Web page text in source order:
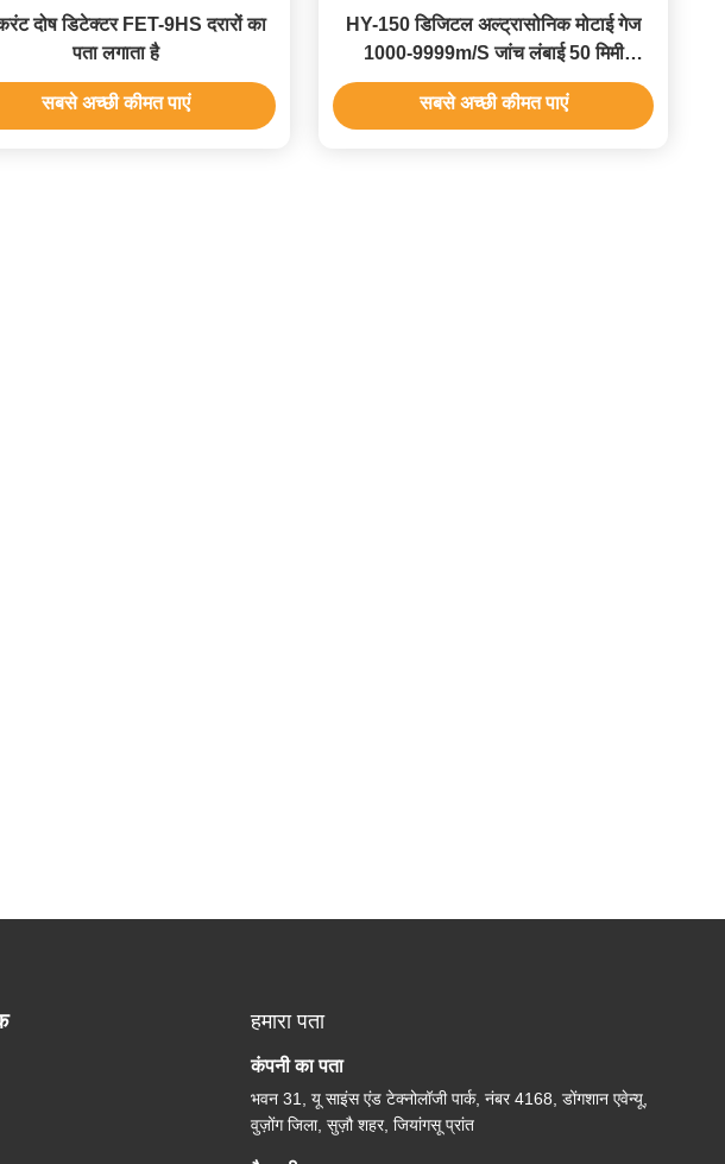
दोष डिटेक्टर FET-9HS दरारों का
पता लगाता है
सबसे अच्छी कीमत पाएं
HY-150 डिजिटल अल्ट्रासोनिक मोटाई गेज
1000-9999m/S जांच लंबाई 50 मिमी
सटीकता ±0.5%
सबसे अच्छी कीमत पाएं
हमारा पता
कंपनी का पता
भवन 31, यू साइंस एंड टेक्नोलॉजी पार्क, नंबर 4168, डोंगशान एवेन्यू,
वुज़ोंग जिला, सुज़ौ शहर, जियांगसू प्रांत